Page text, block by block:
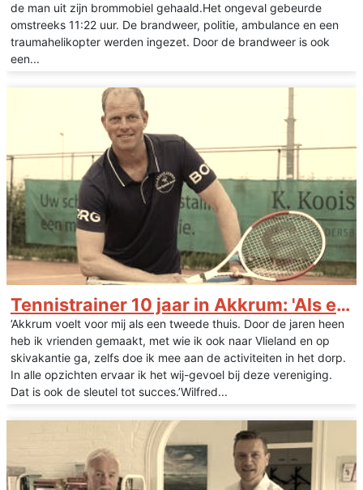
de man uit zijn brommobiel gehaald.Het ongeval gebeurde
omstreeks 11:22 uur. De brandweer, politie, ambulance en een
traumahelikopter werden ingezet. Door de brandweer is ook
een...
Tennistrainer 10 jaar in Akkrum: 'Als een tweede thuis'
’Akkrum voelt voor mij als een tweede thuis. Door de jaren heen
heb ik vrienden gemaakt, met wie ik ook naar Vlieland en op
skivakantie ga, zelfs doe ik mee aan de activiteiten in het dorp.
In alle opzichten ervaar ik het wij-gevoel bij deze vereniging.
Dat is ook de sleutel tot succes.’Wilfred...